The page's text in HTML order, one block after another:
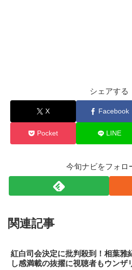
シェアする
X Facebook
Pocket LINE
今旬ナビをフォロ
関連記事
紅白司会決定に批判殺到！相葉雅
し感満載の抜擢に視聴者もウンザ